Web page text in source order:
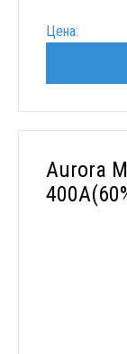
Цена:
Aurora